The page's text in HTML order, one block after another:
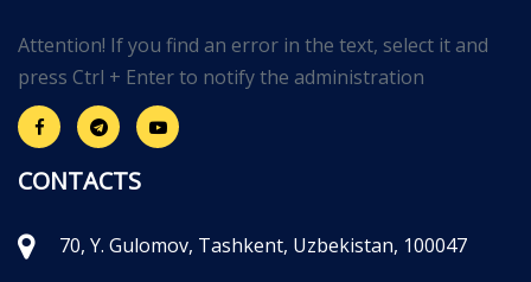
Attention! If you find an error in the text, select it and
press Ctrl + Enter to notify the administration
CONTACTS
70, Y. Gulomov, Tashkent, Uzbekistan, 100047